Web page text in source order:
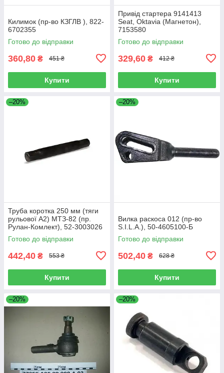
Килимок (пр-во КЗГЛВ ), 822-
6702355
Готово до відправки
360,80 ₴ 451 ₴
Купити
Привід стартера 9141413
Seat, Oktavia (Магнетон),
7153580
Готово до відправки
329,60 ₴ 412 ₴
Купити
–20%
Труба коротка 250 мм (тяги
рульової А2) МТЗ-82 (пр.
Рулан-Комлект), 52-3003026
Готово до відправки
442,40 ₴ 553 ₴
Купити
–20%
Вилка раскоса 012 (пр-во
S.I.L.A.), 50-4605100-Б
Готово до відправки
502,40 ₴ 628 ₴
Купити
–20% –20%